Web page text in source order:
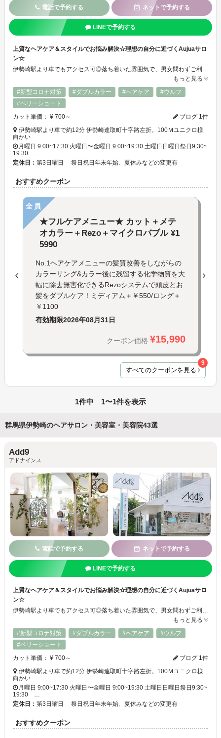
電話で予約する ネットで予約する
LINEで予約する
上質なヘアケア＆スタイルでお悩み解決☆理想の自分に近づくAujuaサロ
ン☆
伊勢崎駅より車でもアクセス可◎落ち着いた雰囲気で、男女問わずご利用いただけます。最高級トリートメントAujua(オージュア)の正規取扱店。魔法のバブル(マーブ)、カラー剤等から頭皮を守る薬剤無害化システム(レゾ)導入♪髪質改善メテオカラーと合わせて、透明感溢れるトレンドスタイルも可能☆髪のパサつきやカラーによるダメージが気になる方におすすめです☆お子様連れもＯＫです！
もっと見る
#新型コロナ対策
#ダブルカラー #ヘアケア
#ウルフ
#ベリーショート
カット単価： ¥ 700～
ブログ 1件
伊勢崎駅より車で約12分 伊勢崎連取町十字路左折。100Ｍユニクロ様
向かい
月曜日 9:00~17:30 火曜日〜金曜日 9:00~19:30 土曜日日曜日祭日9:30~
19:30 …
定休日： 第3日曜日 祭日祝日年末年始、夏休みなどの変更有
おすすめクーポン
全員
★フルケアメニュー★ カット＋メテ
オカラー＋Rezo＋マイクロバブル ¥1
5990
No.1ヘアケアメニューの髪質改善をしながらの
カラーリング&カラー後に残留する化学物質を大
幅に除去無害化できるRezoシステムで頭皮とお
髪をダブルケア！ミディアム＋￥550/ロング＋
￥1100
有効期限2026年08月31日
クーポン価格 ¥15,990
すべてのクーポンを見る
9
1件中 1〜1件を表示
群馬県伊勢崎のヘアサロン・美容室・美容院43選
Add9
アドナインス
電話で予約する ネットで予約する
LINEで予約する
上質なヘアケア＆スタイルでお悩み解決☆理想の自分に近づくAujuaサロ
ン☆
伊勢崎駅より車でもアクセス可◎落ち着いた雰囲気で、男女問わずご利用いただけます。最高級トリートメントAujua(オージュア)の正規取扱店。魔法のバブル(マーブ)、カラー剤等から頭皮を守る薬剤無害化システム(レゾ)導入♪髪質改善メテオカラーと合わせて、透明感溢れるトレンドスタイルも可能☆髪のパサつきやカラーによるダメージが気になる方におすすめです☆お子様連れもＯＫです！
もっと見る
#新型コロナ対策
#ダブルカラー #ヘアケア
#ウルフ
#ベリーショート
カット単価： ¥ 700～
ブログ 1件
伊勢崎駅より車で約12分 伊勢崎連取町十字路左折。100Ｍユニクロ様
向かい
月曜日 9:00~17:30 火曜日〜金曜日 9:00~19:30 土曜日日曜日祭日9:30~
19:30 …
定休日： 第3日曜日 祭日祝日年末年始、夏休みなどの変更有
おすすめクーポン